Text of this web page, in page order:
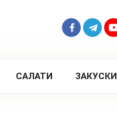
САЛАТИ ЗАКУСКИ